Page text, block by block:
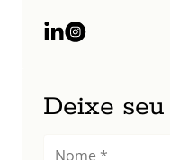
Deixe